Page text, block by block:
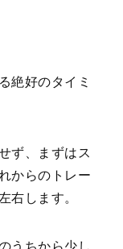
絶好のタイミ
ず、まずはス
からのトレー
右します。